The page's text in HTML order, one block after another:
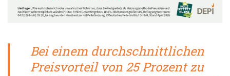
Bei einem durchschnittlichen
Preisvorteil von 25 Prozent zu